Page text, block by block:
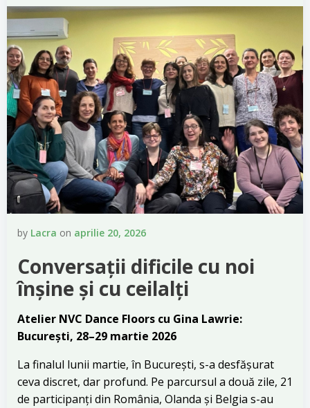
by Lacra on aprilie 20, 2026
Conversații dificile cu noi
înșine și cu ceilalți
Atelier NVC Dance Floors cu Gina Lawrie:
București, 28–29 martie 2026
La finalul lunii martie, în București, s-a desfășurat
ceva discret, dar profund. Pe parcursul a două zile, 21
de participanți din România, Olanda și Belgia s-au